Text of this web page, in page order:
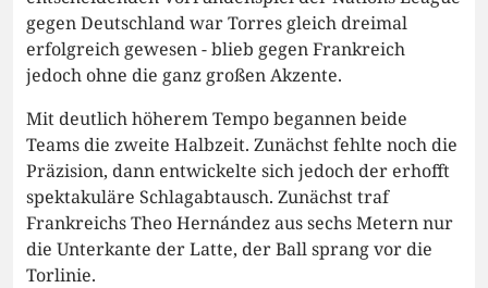
gegen Deutschland war Torres gleich dreimal
erfolgreich gewesen - blieb gegen Frankreich
jedoch ohne die ganz großen Akzente.
Mit deutlich höherem Tempo begannen beide
Teams die zweite Halbzeit. Zunächst fehlte noch die
Präzision, dann entwickelte sich jedoch der erhofft
spektakuläre Schlagabtausch. Zunächst traf
Frankreichs Theo Hernández aus sechs Metern nur
die Unterkante der Latte, der Ball sprang vor die
Torlinie.